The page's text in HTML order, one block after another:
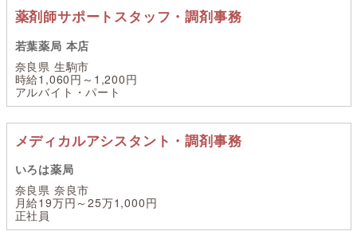
薬剤師サポートスタッフ・調剤事務
若葉薬局 本店
奈良県 生駒市
時給1,060円～1,200円
アルバイト・パート
メディカルアシスタント・調剤事務
いろは薬局
奈良県 奈良市
月給19万円～25万1,000円
正社員